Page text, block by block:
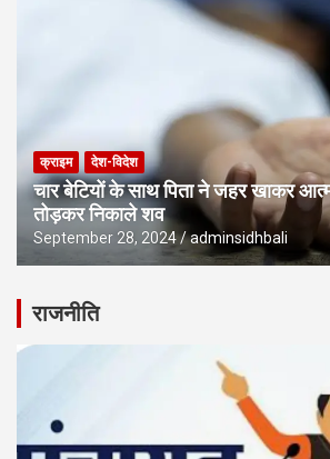
क्राइम देश-विदेश
चार बेटियों के साथ पिता ने जहर खाकर
तोड़कर निकाले शव
September 28, 2024 adminsidhbali
राजनीति